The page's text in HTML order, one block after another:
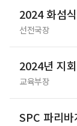
선전국장
2024년 지
교육부장